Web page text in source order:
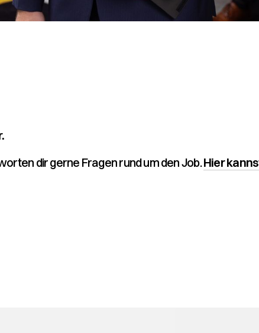
dir gerne Fragen rund um den Job.Hier